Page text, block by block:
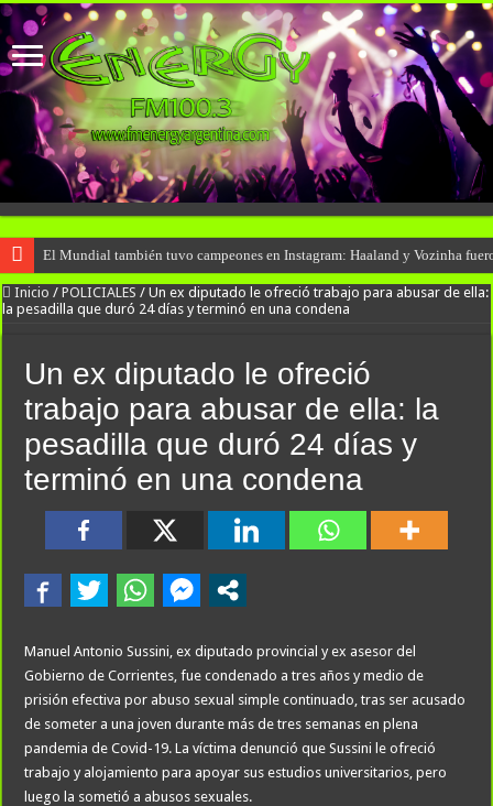
El Mundial también tuvo campeones en Instagram: Haaland y Vozinha
Inicio / POLICIALES / Un ex diputado le ofreció trabajo para abusar de ella:
la pesadilla que duró 24 días y terminó en una condena
Un ex diputado le ofreció
trabajo para abusar de ella: la
pesadilla que duró 24 días y
terminó en una condena
Manuel Antonio Sussini, ex diputado provincial y ex asesor del
Gobierno de Corrientes, fue condenado a tres años y medio de
prisión efectiva por abuso sexual simple continuado, tras ser acusado
de someter a una joven durante más de tres semanas en plena
pandemia de Covid-19. La víctima denunció que Sussini le ofreció
trabajo y alojamiento para apoyar sus estudios universitarios, pero
luego la sometió a abusos sexuales.